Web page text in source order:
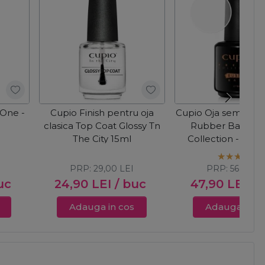
-
Cupio Finish pentru oja
clasica Top Coat Glossy Tn
The City 15ml
24,90 LEI / buc
PRP:29,00 LEI
Adauga in cos
Cupio Oja
Rubber Base
Collection -
47,90 LEI
PRP:56,00
Adauga in